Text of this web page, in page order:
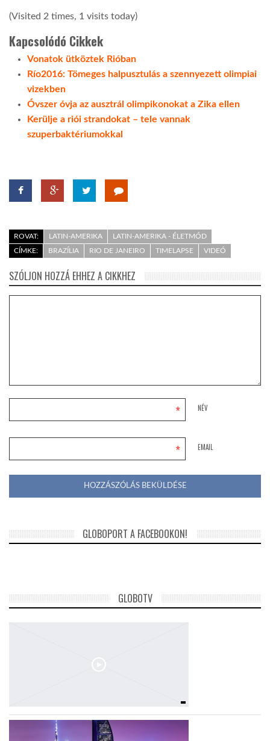
(Visited 2 times, 1 visits today)
Kapcsolódó Cikkek
Vonatok ütköztek Rióban
Río2016: Tömeges halpusztulás a szennyezett olimpiai
vizekben
Óvszer óvja az ausztrál olimpikonokat a Zika ellen
Kerülje a riói strandokat – tele vannak
szuperbaktériumokkal
ROVAT: LATIN-AMERIKA
LATIN-AMERIKA - ÉLETMÓD
CÍMKE:
BRAZÍLIA RIO DE JANEIRO TIMELAPSE VIDEÓ
SZÓLJON HOZZÁ EHHEZ A CIKKHEZ
NÉV
*
EMAIL
*
GLOBOPORT A FACEBOOKON!
GLOBOTV